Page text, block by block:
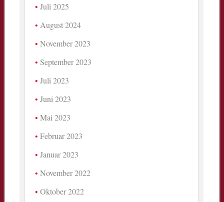
Juli 2025
August 2024
November 2023
September 2023
Juli 2023
Juni 2023
Mai 2023
Februar 2023
Januar 2023
November 2022
Oktober 2022